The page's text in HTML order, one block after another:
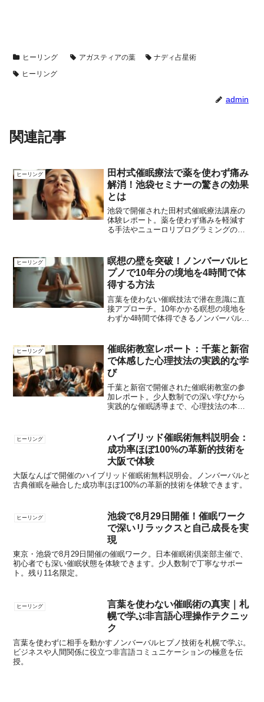
ヒーリング アガスティアの葉
ナディ占星術
ヒーリング
admin
関連記事
ヒーリング
田村式催眠療法で薬を使わず痛み
解消！池袋セミナーの驚きの効果
とは
池袋で開催された田村式催眠療法講座の
体験レポート。薬を使わず痛みを軽減す
る手法やニューロリプログラミングの効
ヒーリング
瞑想の壁を突破！ノンバーバルヒ
プノで10年分の境地を4時間で体
得する方法
言葉を使わない催眠技法で潜在意識に直
接アプローチ。10年かかる瞑想の境地を
わずか4時間で体得できるノンバーバルヒ
ヒーリング
催眠術教室レポート：千葉と新宿
で体感した心理技法の実践的な学
び
千葉と新宿で開催された催眠術教室の参
加レポート。少人数制での深い学びから
実践的な催眠誘導まで、心理技法の本質
ヒーリング
ハイブリッド催眠術無料説明会：
成功率ほぼ100%の革新的技術を
大阪で体験
大阪なんばで開催のハイブリッド催眠術無料説明会。ノンバーバルと
古典催眠を融合した成功率ほぼ100%の革新的技術を体験できます。
ヒーリング
池袋で8月29日開催！催眠ワーク
で深いリラックスと自己成長を実
現
東京・池袋で8月29日開催の催眠ワーク。日本催眠術倶楽部主催で、
初心者でも深い催眠状態を体験できます。少人数制で丁寧なサポー
ト。残り11名限定。
ヒーリング
言葉を使わない催眠術の真実｜札
幌で学ぶ非言語心理操作テクニッ
ク
言葉を使わずに相手を動かすノンバーバルヒプノ技術を札幌で学ぶ。
ビジネスや人間関係に役立つ非言語コミュニケーションの極意を伝
授。